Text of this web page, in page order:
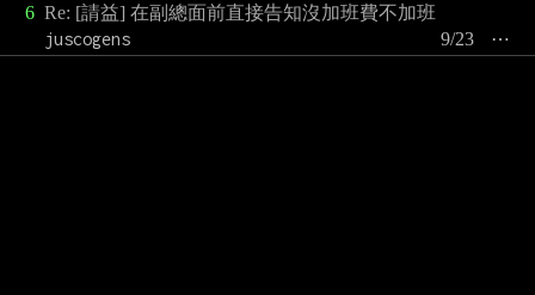
6 Re: [請益] 在副總面前直接告知沒加班費不加班
juscogens
⋯
9/23